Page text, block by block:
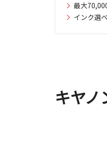
最大
インク選
キヤ